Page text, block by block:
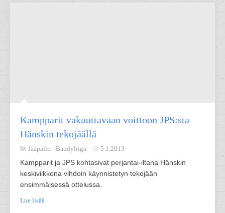
Kampparit vakuuttavaan voittoon JPS:sta
Hänskin tekojäällä
Jääpallo - Bandyliiga 5.1.2013
Kampparit ja JPS kohtasivat perjantai-iltana Hänskin
keskiviikkona vihdoin käynnistetyn tekojään
ensimmäisessä ottelussa.
Lue lisää